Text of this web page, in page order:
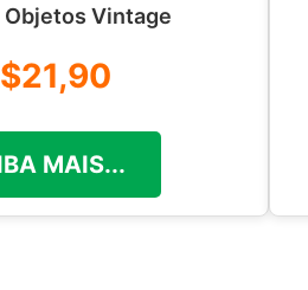
Objetos Vintage
MAIS...